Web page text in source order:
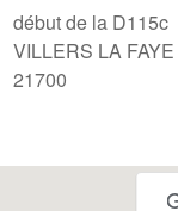
début de la D115c
VILLERS LA FAYE
21700